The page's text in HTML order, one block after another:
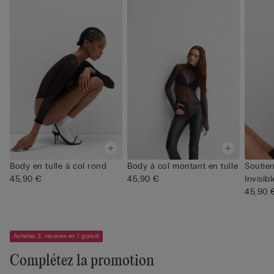
Body en tulle à col rond
45,90 €
Body à col montant en tulle
45,90 €
45,90
Achetez 3, recevez-en 1 gratuit
Complétez la promotion